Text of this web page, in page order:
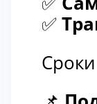
✅